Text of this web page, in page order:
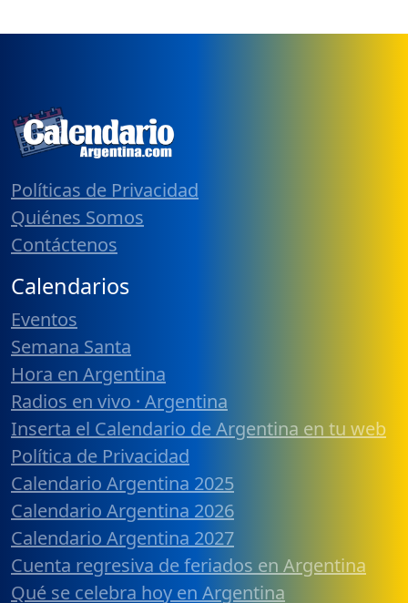
Políticas de Privacidad
Quiénes Somos
Contáctenos
Calendarios
Eventos
Semana Santa
Hora en Argentina
Radios en vivo · Argentina
Inserta el Calendario de Argentina en tu web
Política de Privacidad
Calendario Argentina 2025
Calendario Argentina 2026
Calendario Argentina 2027
Cuenta regresiva de feriados en Argentina
Qué se celebra hoy en Argentina